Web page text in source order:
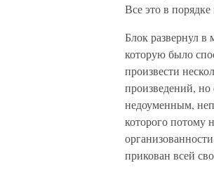
Все это в
Блок развернул в
которую было
произвести
произведений,
недоуменным,
которого потому
прикован всей